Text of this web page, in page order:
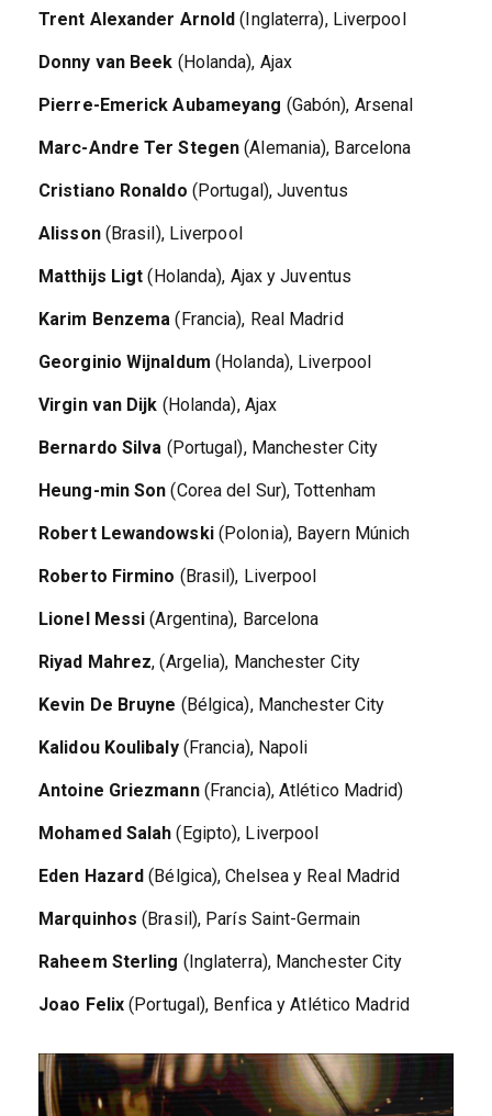
Trent Alexander Arnold (Inglaterra), Liverpool
Donny van Beek (Holanda), Ajax
Pierre-Emerick Aubameyang (Gabón), Arsenal
Marc-Andre Ter Stegen(Alemania), Barcelona
Cristiano Ronaldo (Portugal), Juventus
Alisson (Brasil), Liverpool
Matthijs Ligt (Holanda), Ajax y Juventus
Karim Benzema(Francia), Real Madrid
Georginio Wijnaldum (Holanda), Liverpool
Virgin van Dijk (Holanda), Ajax
Bernardo Silva (Portugal), Manchester City
Heung-min Son(Corea del Sur), Tottenham
Robert Lewandowski (Polonia), Bayern Múnich
Roberto Firmino (Brasil), Liverpool
Lionel Messi(Argentina), Barcelona
Riyad Mahrez, (Argelia), Manchester City
Kevin De Bruyne (Bélgica), Manchester City
Kalidou Koulibaly (Francia), Napoli
Antoine Griezmann (Francia), Atlético Madrid)
Mohamed Salah(Egipto), Liverpool
Eden Hazard(Bélgica), Chelsea y Real Madrid
Marquinhos(Brasil), París Saint-Germain
Raheem Sterling (Inglaterra), Manchester City
Joao Felix(Portugal), Benfica y Atlético Madrid